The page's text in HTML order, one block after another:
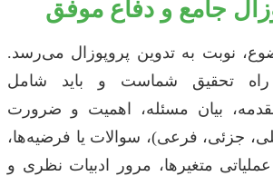
جامع و دفاع موفق
نوبت به تدوین پروپوزال می‌رسد.
راه تحقیق شماست و باید شامل
بیان مسئله، اهمیت و ضرورت
جزئی، فرعی)، سوالات یا فرضیه‌ها،
متغیرها، مرور ادبیات نظری و